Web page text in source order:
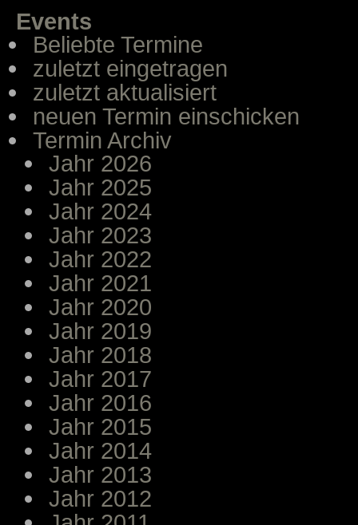
Events
Beliebte Termine
zuletzt eingetragen
zuletzt aktualisiert
neuen Termin einschicken
Termin Archiv
Jahr 2026
Jahr 2025
Jahr 2024
Jahr 2023
Jahr 2022
Jahr 2021
Jahr 2020
Jahr 2019
Jahr 2018
Jahr 2017
Jahr 2016
Jahr 2015
Jahr 2014
Jahr 2013
Jahr 2012